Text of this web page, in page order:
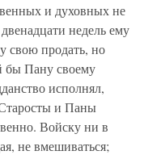
и духовных не
недель ему
свою продать, но
бы Пану своему
исполнял,
и Паны
Войску ни в
не вмешиваться;